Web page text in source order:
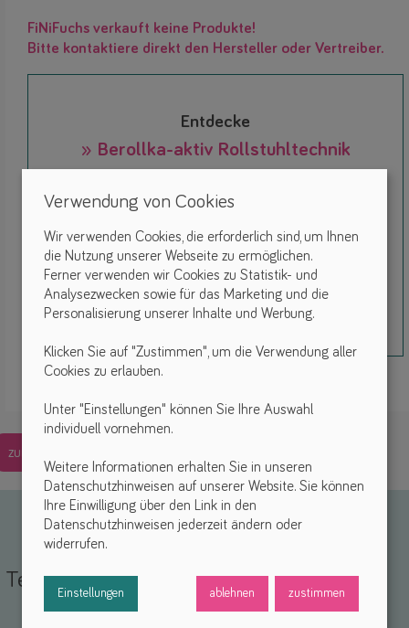
FiNiFuchs verkauft keine Produkte!
Bitte kontaktiere direkt den Hersteller oder Vertreiber.
Entdecke
» Berollka-aktiv Rollstuhltechnik
zurück
Teile deine Erfahrungen
Verwendung von Cookies
Wir verwenden Cookies, die erforderlich sind, um Ihnen
die Nutzung unserer Webseite zu ermöglichen.
Ferner verwenden wir Cookies zu Statistik- und
Analysezwecken sowie für das Marketing und die
Personalisierung unserer Inhalte und Werbung.
Klicken Sie auf "Zustimmen", um die Verwendung aller
Cookies zu erlauben.
Unter "Einstellungen" können Sie Ihre Auswahl
individuell vornehmen.
Weitere Informationen erhalten Sie in unseren
Datenschutzhinweisen auf unserer Website. Sie können
Ihre Einwilligung über den Link in den
Datenschutzhinweisen jederzeit ändern oder
widerrufen.
Einstellungen ablehnen zustimmen